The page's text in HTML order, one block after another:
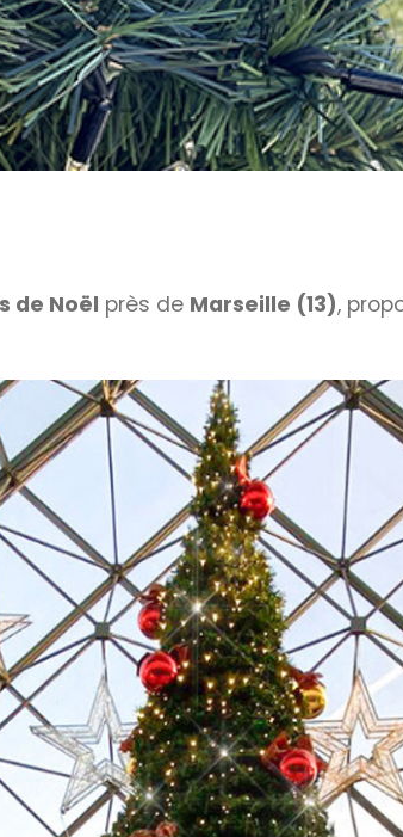
de Noël près de Marseille (13),